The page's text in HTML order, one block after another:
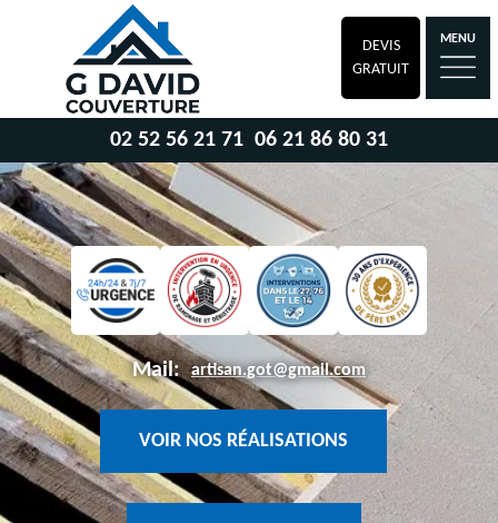
DEVIS
GRATUIT
MENU
02 52 56 21 71 06 21 86 80 31
Mail: artisan.got@gmail.com
VOIR NOS RÉALISATIONS